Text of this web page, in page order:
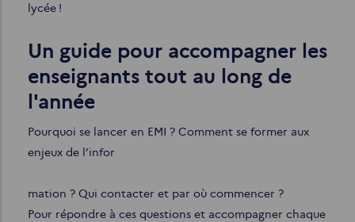
lycée !
Un guide pour accompagner les
enseignants tout au long de
l'année
Pourquoi se lancer en EMI ? Comment se former aux
enjeux de l’infor
mation ? Qui contacter et par où commencer ?
Pour répondre à ces questions et accompagner chaque